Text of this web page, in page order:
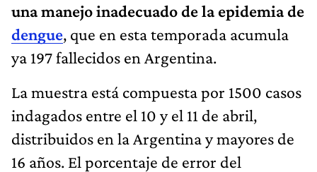
una manejo inadecuado de la epidemia de
dengue, que en esta temporada acumula
ya 197 fallecidos en Argentina.
La muestra está compuesta por 1500 casos
indagados entre el 10 y el 11 de abril,
distribuidos en la Argentina y mayores de
16 años. El porcentaje de error del